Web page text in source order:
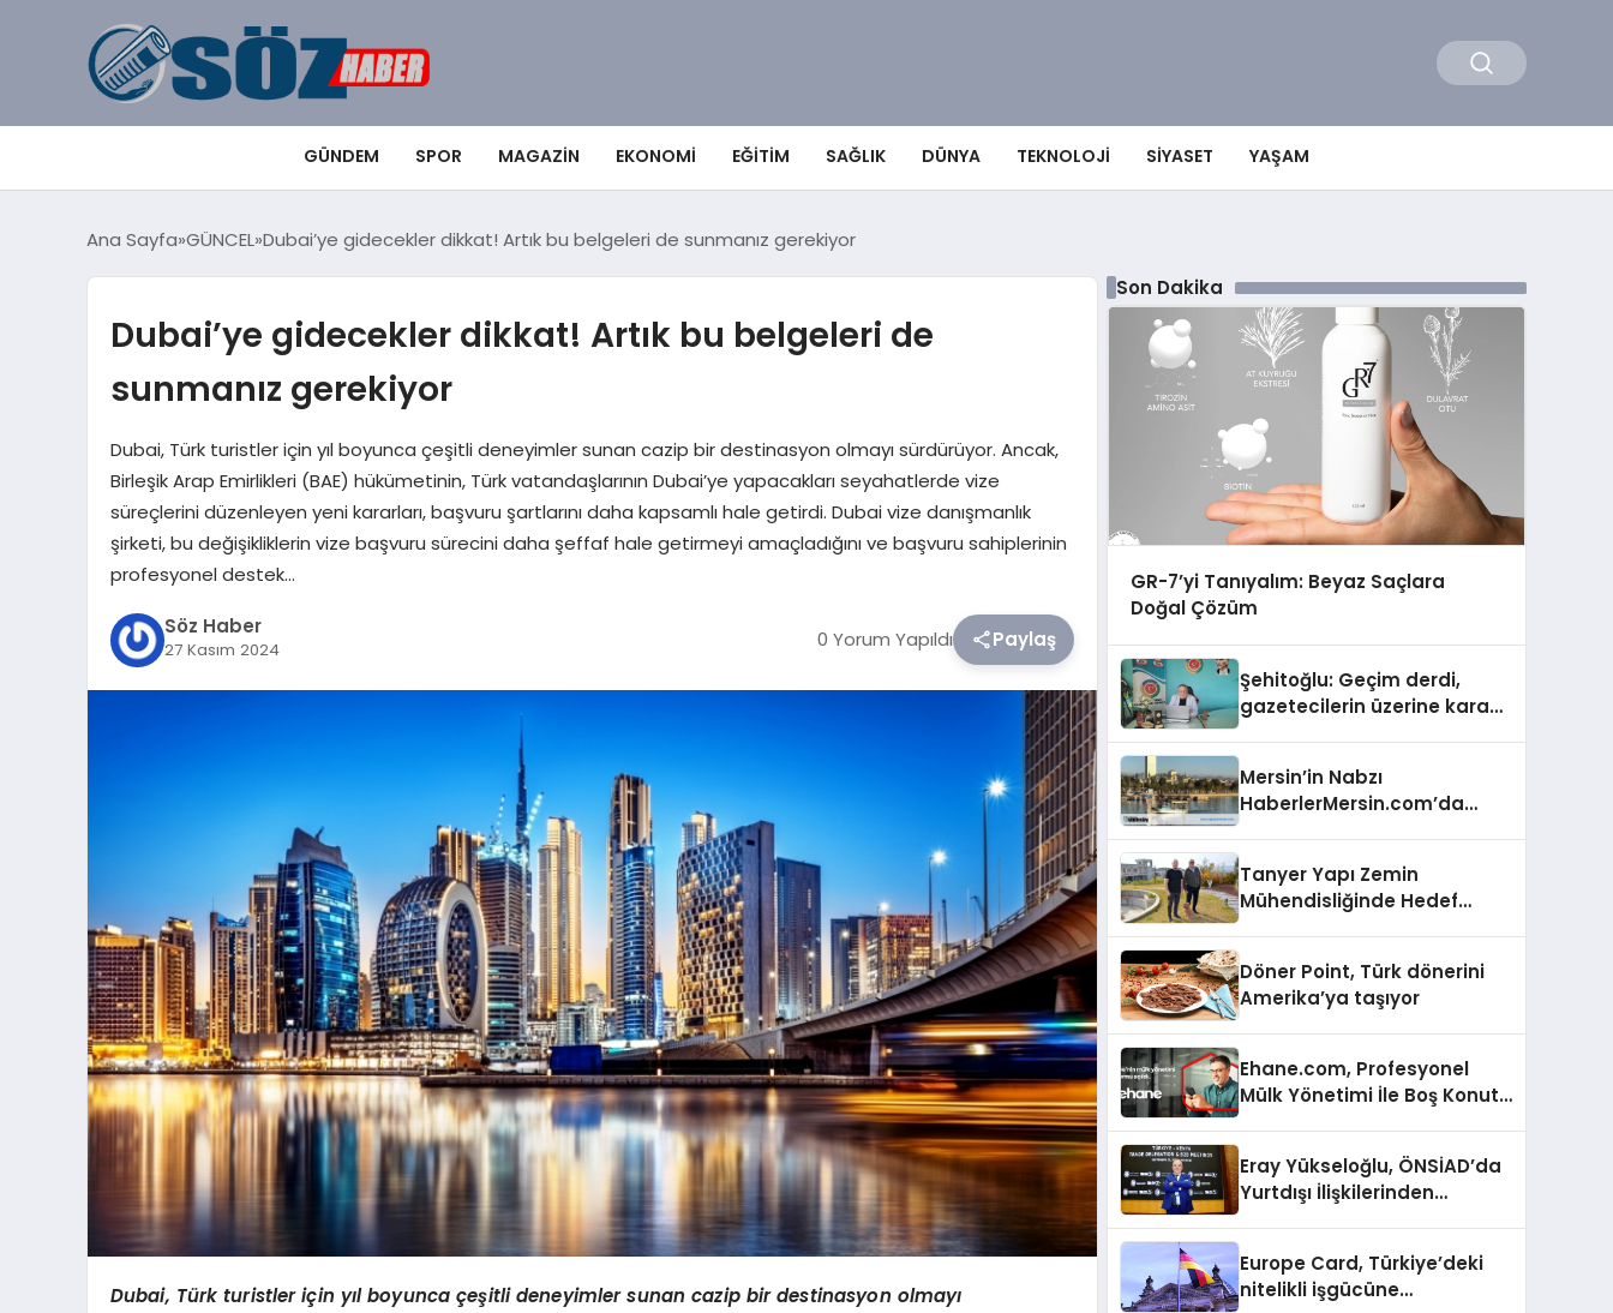
GÜNDEM SPOR MAGAZIN EKONOMI EĞITIM SAĞLIK DÜNYA TEKNOLOJI SIYASET YAŞAM
Ana Sayfa GÜNCEL Dubai’ye gidecekler dikkat! Artık bu belgeleri de sunmanız gerekiyor
Dubai’ye gidecekler dikkat! Artık bu belgeleri de
sunmanız gerekiyor
Dubai, Türk turistler için yıl boyunca çeşitli deneyimler sunan cazip bir destinasyon olmayı sürdürüyor. Ancak,
Birleşik Arap Emirlikleri (BAE) hükümetinin, Türk vatandaşlarının Dubai’ye yapacakları seyahatlerde vize
süreçlerini düzenleyen yeni kararları, başvuru şartlarını daha kapsamlı hale getirdi. Dubai vize danışmanlık
şirketi, bu değişikliklerin vize başvuru sürecini daha şeffaf hale getirmeyi amaçladığını ve başvuru sahiplerinin
profesyonel destek…
Söz Haber
27 Kasım 2024 0 Yorum Yapıldı Paylaş
Dubai, Türk turistler için yıl boyunca çeşitli deneyimler sunan cazip bir destinasyon olmayı
Son Dakika
GR-7’yi Tanıyalım: Beyaz Saçlara
Doğal Çözüm
Şehitoğlu: Geçim derdi,
gazetecilerin üzerine kara
Mersin’in Nabzı
HaberlerMersin.com’da
Tanyer Yapı Zemin
Mühendisliğinde Hedef
Döner Point, Türk dönerini
Amerika’ya taşıyor
Ehane.com, Profesyonel
Mülk Yönetimi İle Boş Konut
Eray Yükseloğlu, ÖNSİAD’da
Yurtdışı İlişkilerinden
Europe Card, Türkiye’deki
nitelikli işgücüne